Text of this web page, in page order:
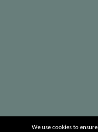
We use cookies to